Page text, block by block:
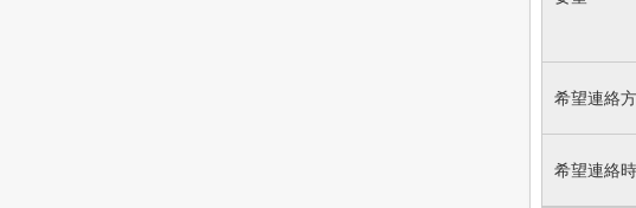
希望連絡
希望連絡